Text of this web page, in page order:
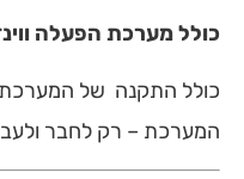
כולל מערכת הפעלה ווינדוס
כולל התקנה של המערכת
המערכת – רק לחבר